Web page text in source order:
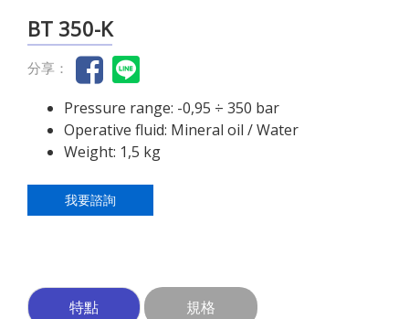
BT 350-K
分享：
Pressure range: -0,95 ÷ 350 bar
Operative fluid: Mineral oil / Water
Weight: 1,5 kg
我要諮詢
特點 規格